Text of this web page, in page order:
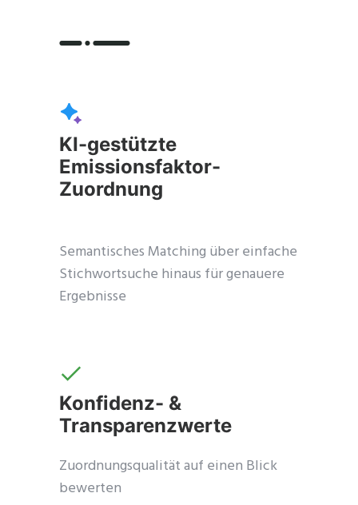
KI-gestützte
Emissionsfaktor-
Zuordnung
Semantisches Matching über einfache
Stichwortsuche hinaus für genauere
Ergebnisse
Konfidenz- &
Transparenzwerte
Zuordnungsqualität auf einen Blick
bewerten